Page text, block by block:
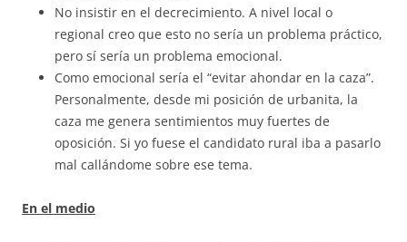
No insistir en el decrecimiento. A nivel local o
regional creo que esto no sería un problema práctico,
pero sí sería un problema emocional.
Como emocional sería el “evitar ahondar en la caza”.
Personalmente, desde mi posición de urbanita, la
caza me genera sentimientos muy fuertes de
oposición. Si yo fuese el candidato rural iba a pasarlo
mal callándome sobre ese tema.
En el medio